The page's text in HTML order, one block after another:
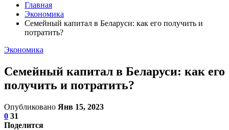
Главная
Экономика
Семейный капитал в Беларуси: как его получить и
потратить?
Экономика
Семейный капитал в Беларуси: как его
получить и потратить?
Опубликовано Янв 15, 2023
0 31
Поделится